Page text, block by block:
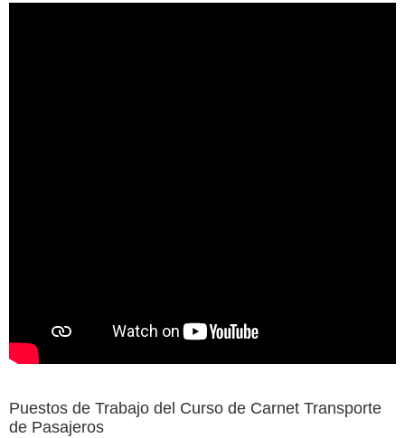
Puestos de Trabajo del Curso de Carnet Transporte
de Pasajeros